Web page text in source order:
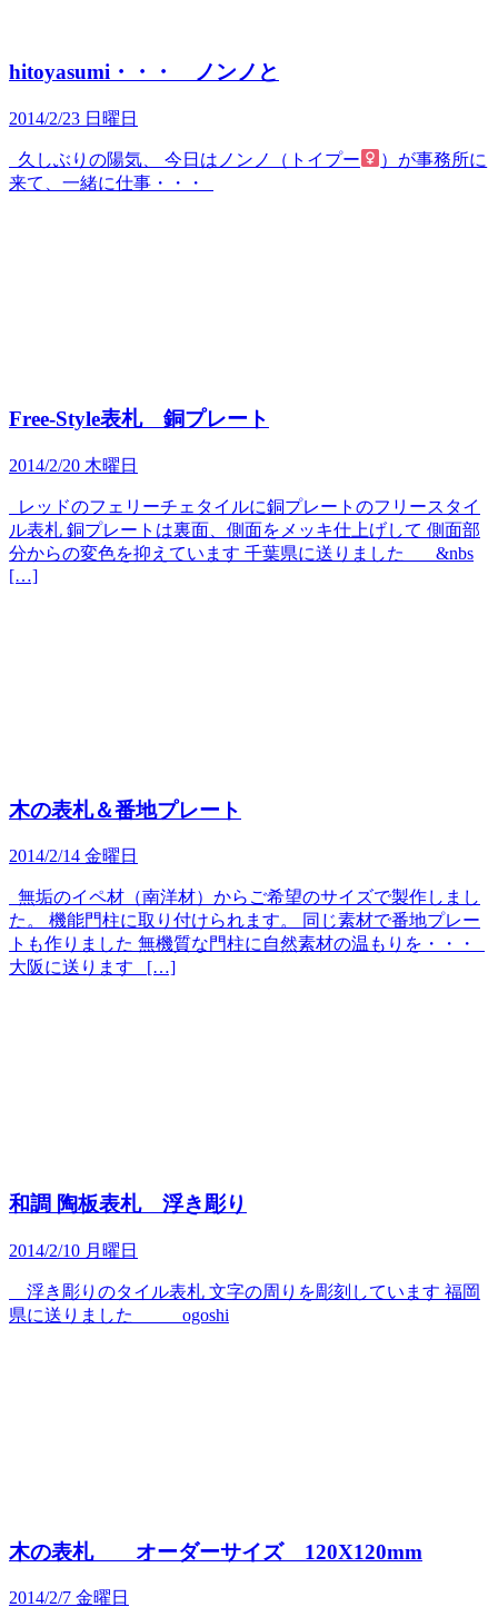
hitoyasumi・・・ ノンノと
2014/2/23 日曜日
久しぶりの陽気、 今日はノンノ（トイプー
）が事務所に
来て、一緒に仕事・・・
Free-Style表札 銅プレート
2014/2/20 木曜日
レッドのフェリーチェタイルに銅プレートのフリースタイ
ル表札 銅プレートは裏面、側面をメッキ仕上げして 側面部
分からの変色を抑えています 千葉県に送りました &nbs
[…]
木の表札＆番地プレート
2014/2/14 金曜日
無垢のイペ材（南洋材）からご希望のサイズで製作しまし
た。 機能門柱に取り付けられます。 同じ素材で番地プレー
トも作りました 無機質な門柱に自然素材の温もりを・・・
大阪に送ります […]
和調 陶板表札 浮き彫り
2014/2/10 月曜日
浮き彫りのタイル表札 文字の周りを彫刻しています 福岡
県に送りました ogoshi
木の表札 オーダーサイズ 120X120mm
2014/2/7 金曜日